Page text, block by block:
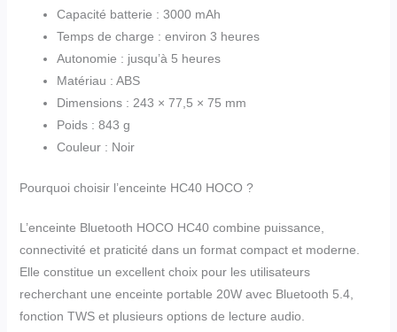
Capacité batterie : 3000 mAh
Temps de charge : environ 3 heures
Autonomie : jusqu’à 5 heures
Matériau : ABS
Dimensions : 243 × 77,5 × 75 mm
Poids : 843 g
Couleur : Noir
Pourquoi choisir l’enceinte HC40 HOCO ?
L’enceinte Bluetooth HOCO HC40 combine puissance,
connectivité et praticité dans un format compact et moderne.
Elle constitue un excellent choix pour les utilisateurs
recherchant une enceinte portable 20W avec Bluetooth 5.4,
fonction TWS et plusieurs options de lecture audio.